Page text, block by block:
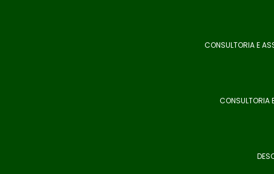
CONSULTORIA E
CONSULTORIA